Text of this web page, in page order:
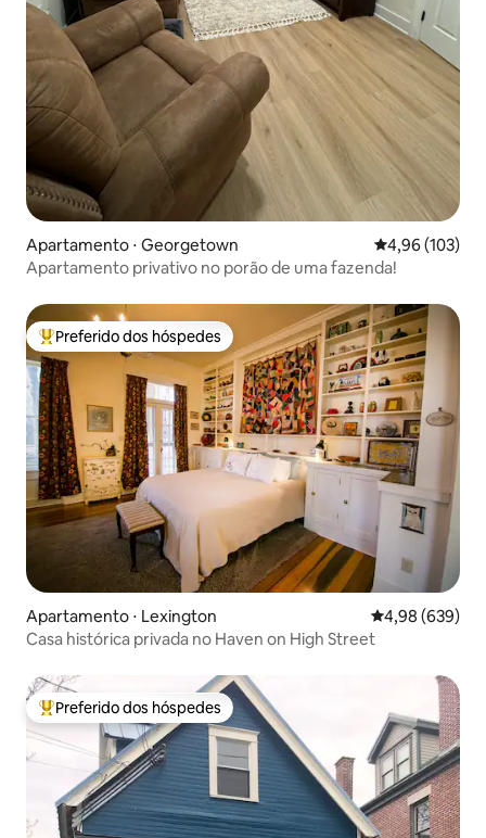
Apartamento ⋅ Georgetown 4,96 de uma
4,96 (103)
Apartamento privativo no porão de uma fazenda!
Entre os melhores preferidos dos hóspedes
Preferido dos hóspedes
Apartamento ⋅ Lexington 4,98 de uma
4,98 (639)
Casa histórica privada no Haven on High Street
Entre os melhores preferidos dos hóspedes
Preferido dos hóspedes